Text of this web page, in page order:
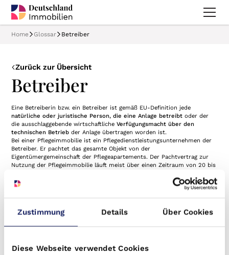
Zustimmung Details Über Cookies
Diese Webseite verwendet Cookies
Home Glossar Betreiber
Betreiber
Eine Betreiberin bzw. ein Betreiber ist gemäß EU-Definition jede
natürliche oder juristische Person, die eine Anlage betreibt oder der
die ausschlaggebende wirtschaftlicheVerfügungsmacht über den
technischen Betrieb der Anlage übertragen worden ist.
Bei einer Pflegeimmobilie ist ein Pflegedienstleistungsunternehmen der
Betreiber. Er pachtet das gesamte Objekt von der
Eigentümergemeinschaft der Pflegeapartements. Der Pachtvertrag zur
Nutzung der Pflegeimmobilie läuft meist über einen Zeitraum von 20 bis
Zurück zur Übersicht